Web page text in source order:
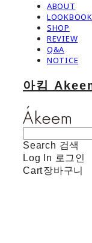
ABOUT
LOOKBOOK
SHOP
REVIEW
Q&A
NOTICE
아킴
Search 검색
Log In 로그인
Cart장바구니